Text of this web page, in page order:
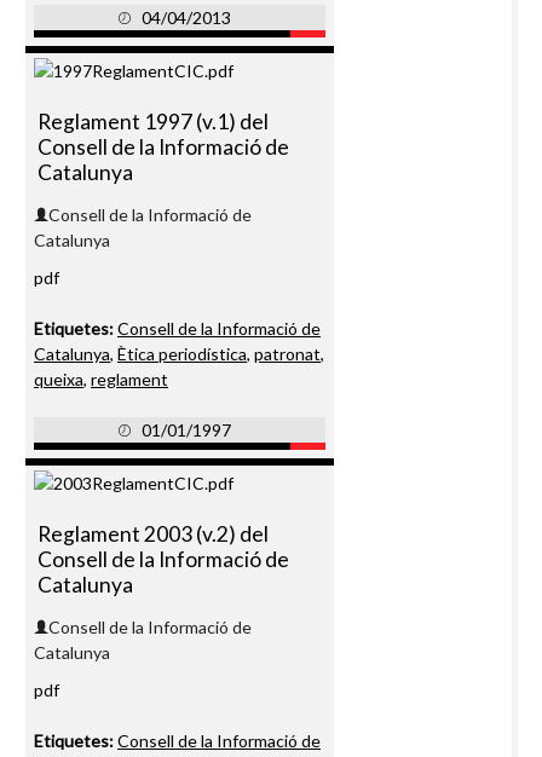
04/04/2013
Reglament 1997 (v.1) del
Consell de la Informació de
Catalunya
Consell de la Informació de
Catalunya
pdf
Etiquetes:Consell de la Informació de
Catalunya, Ètica periodística, patronat,
queixa, reglament
01/01/1997
Reglament 2003 (v.2) del
Consell de la Informació de
Catalunya
Consell de la Informació de
Catalunya
pdf
Etiquetes:Consell de la Informació de